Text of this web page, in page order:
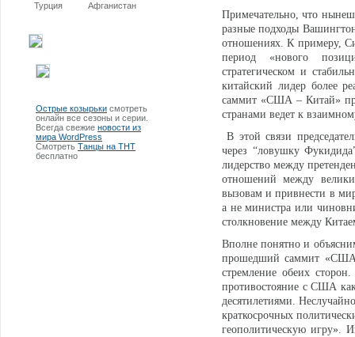
Турция Афганистан
Острые козырьки смотреть
онлайн все сезоны и серии.
Всегда свежие новости из
мира WordPress
Смотреть Танцы на ТНТ
бесплатно
Примечательно, что
разные подходы
отношениях. К примеру,
период «нового
стратегическом и
китайский лидер более
саммит «США – Китай»
странами ведет к
В этой связи
через “ловушку
лидерство между
отношений между
вызовам и привнести в
а не министра или
столкновение между
Вполне понятно и
прошедший саммит «США
стремление обеих
противостояние с США
десятилетиями.
краткосрочных
геополитическую игру».